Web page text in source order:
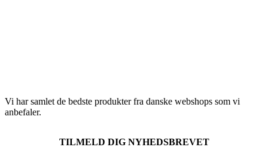
Vi har samlet de bedste produkter fra danske webshops som vi
anbefaler.
TILMELD DIG NYHEDSBREVET